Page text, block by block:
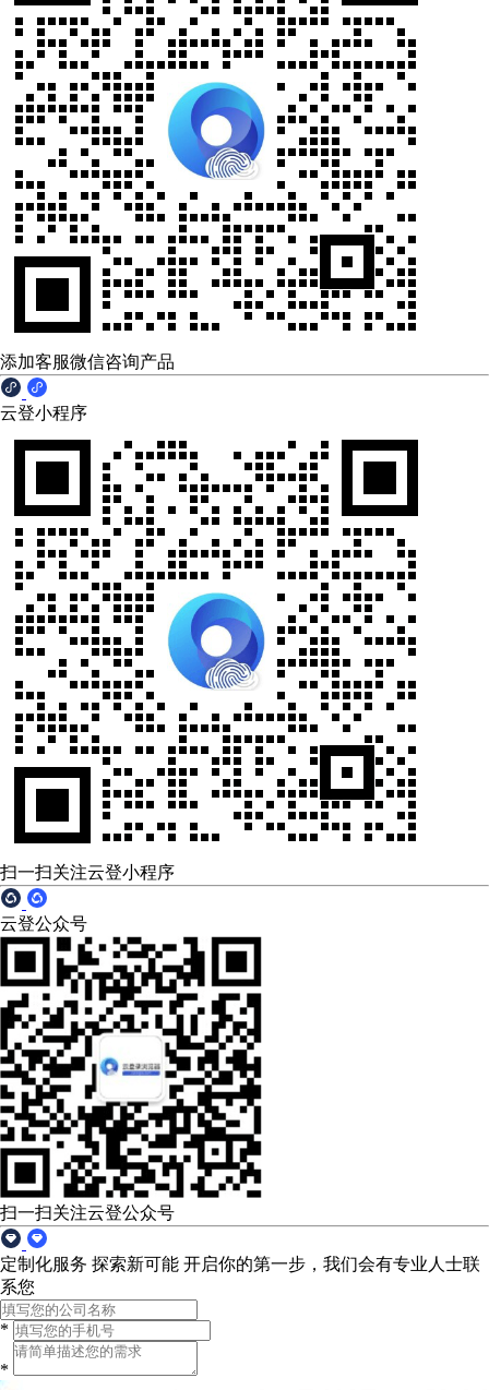
添加客服微信咨询产品
云登小程序
扫一扫关注云登小程序
云登公众号
扫一扫关注云登公众号
定制化服务 探索新可能 开启你的第一步，我们会有专业人士联
系您
*
*